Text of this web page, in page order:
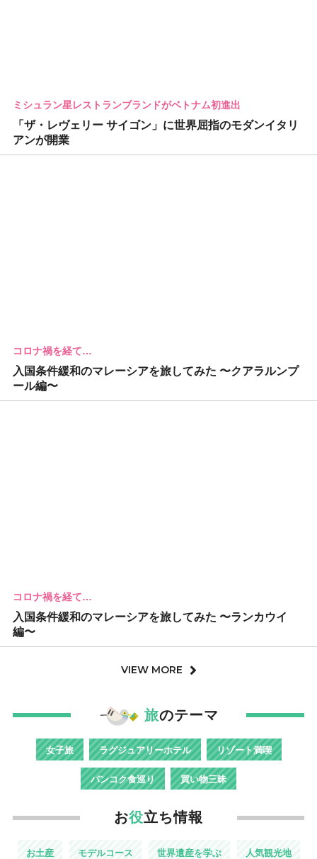
ミシュラン星レストランブランドがベトナム初進出
「ザ・レヴェリー サイゴン」に世界屈指のモダンイタリ
アンが開業
コロナ禍を経て…
入国条件緩和のマレーシアを旅してみた 〜クアラルンプ
ール編〜
コロナ禍を経て…
入国条件緩和のマレーシアを旅してみた 〜ランカウイ
編〜
VIEW MORE
旅のテーマ
女子旅 ラグジュアリーホテル リゾート満喫
バンコク食巡り 買い物三昧
お役立ち情報
お土産 モデルコース 世界遺産を学ぶ 人気観光地